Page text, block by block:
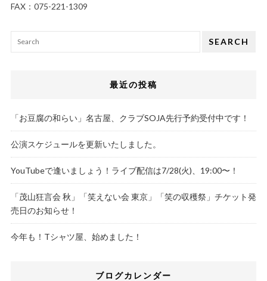
FAX：075-221-1309
SEARCH
最近の投稿
「お豆腐の和らい」名古屋、クラブSOJA先行予約受付中です！
公演スケジュールを更新いたしました。
YouTubeで逢いましょう！ライブ配信は7/28(火)、19:00〜！
「茂山狂言会 秋」「笑えない会 東京」「笑の収穫祭」チケット発
売日のお知らせ！
今年も！Tシャツ屋、始めました！
ブログカレンダー